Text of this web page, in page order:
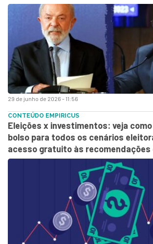
29 de junho de 2026 - 11:56
CONTEÚDO EMPIRICUS
Eleições x investimentos: veja
bolso para todos os cenários
acesso gratuito às recomendações